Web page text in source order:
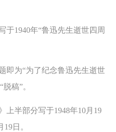
于1940年“鲁迅先生逝世四周
即为“为了纪念鲁迅先生逝世
稿”。
上半部分写于1948年10月19
日。